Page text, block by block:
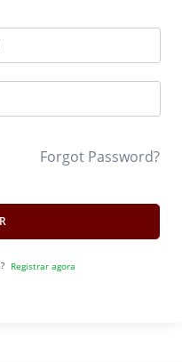
Forgot Password?
Registrar agora